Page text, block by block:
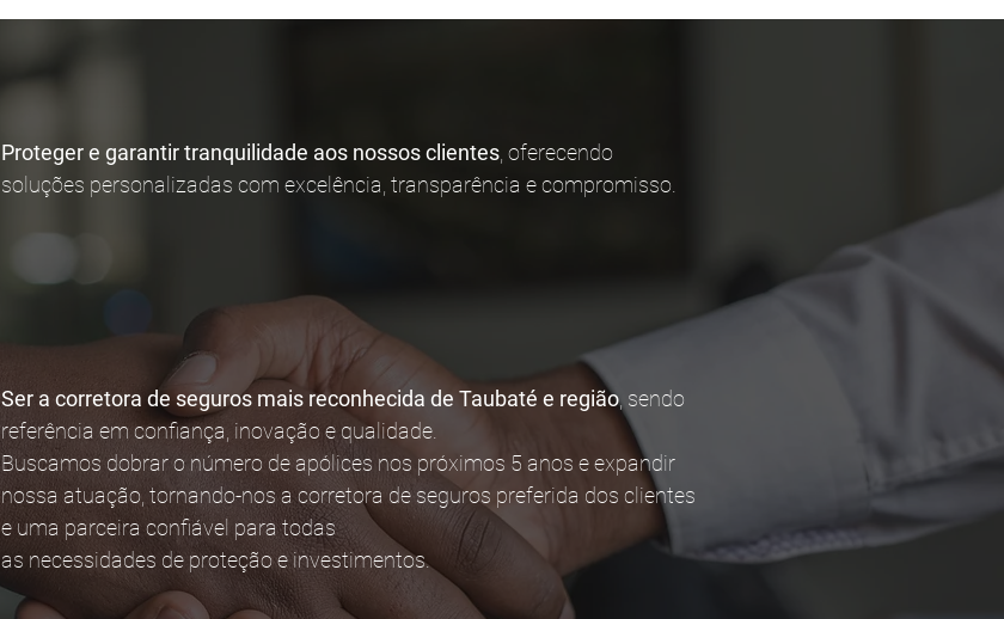
Proteger e garantir tranquilidade aos nossos clientes , oferecendo
soluções personalizadas com excelência, transparência e compromisso.
Ser a corretora de seguros mais reconhecida de Taubaté e região, sendo
referência em confiança, inovação e qualidade.
Buscamos dobrar o número de apólices nos próximos 5 anos e expandir
nossa atuação, tornando-nos a corretora de seguros preferida dos clientes
e uma parceira confiável para todas
as necessidades de proteção e investimentos.